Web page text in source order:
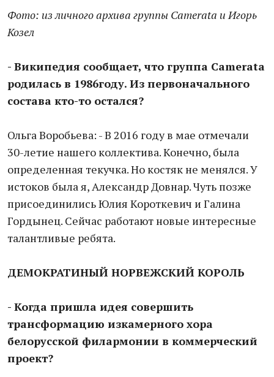
Фото: из личного архива группы Camerata и Игорь
Козел
- Википедия сообщает, что группа Camerata
родилась в 1986году. Из первоначального
состава кто-то остался?
Ольга Воробьева: - В 2016 году в мае отмечали
30-летие нашего коллектива. Конечно, была
определенная текучка. Но костяк не менялся. У
истоков была я, Александр Довнар. Чуть позже
присоединились Юлия Короткевич и Галина
Гордынец. Сейчас работают новые интересные
талантливые ребята.
ДЕМОКРАТИНЫЙ НОРВЕЖСКИЙ КОРОЛЬ
- Когда пришла идея совершить
трансформацию изкамерного хора
белорусской филармонии в коммерческий
проект?